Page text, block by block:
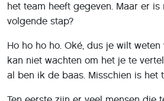
het team heeft gegeven. Maar er
volgende stap?
Ho ho ho ho. Oké, dus je wilt
kan niet wachten om het je te
al ben ik de baas. Misschien is het